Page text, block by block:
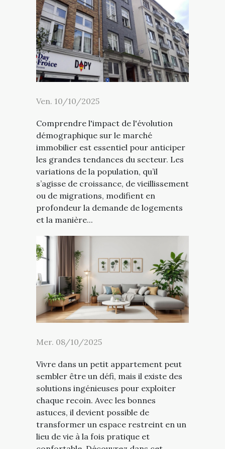
Ven. 10/10/2025
Comprendre l'impact de l'évolution
démographique sur le marché
immobilier est essentiel pour anticiper
les grandes tendances du secteur. Les
variations de la population, qu’il
s’agisse de croissance, de vieillissement
ou de migrations, modifient en
profondeur la demande de logements
et la manière...
Mer. 08/10/2025
Vivre dans un petit appartement peut
sembler être un défi, mais il existe des
solutions ingénieuses pour exploiter
chaque recoin. Avec les bonnes
astuces, il devient possible de
transformer un espace restreint en un
lieu de vie à la fois pratique et